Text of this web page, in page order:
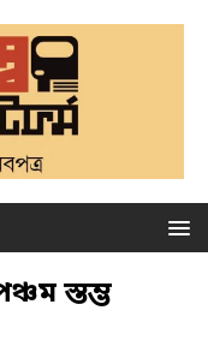
স্তম্ভ